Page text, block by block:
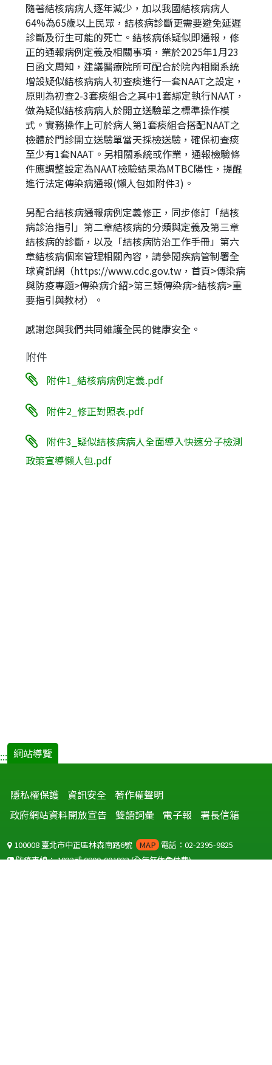
隨著結核病病人逐年減少，加以我國結核病病人
64%為65歲以上民眾，結核病診斷更需要避免延遲
診斷及衍生可能的死亡。結核病係疑似即通報，修
正的通報病例定義及相關事項，業於2025年1月23
日函文周知，建議醫療院所可配合於院內相關系統
增設疑似結核病病人初查痰進行一套NAAT之設定，
原則為初查2-3套痰組合之其中1套綁定執行NAAT，
做為疑似結核病病人於開立送驗單之標準操作模
式。實務操作上可於病人第1套痰組合搭配NAAT之
檢體於門診開立送驗單當天採檢送驗，確保初查痰
至少有1套NAAT。另相關系統或作業，通報檢驗條
件應調整設定為NAAT檢驗結果為MTBC陽性，提醒
進行法定傳染病通報(懶人包如附件3)。
另配合結核病通報病例定義修正，同步修訂「結核
病診治指引」第二章結核病的分類與定義及第三章
結核病的診斷，以及「結核病防治工作手冊」第六
章結核病個案管理相關內容，請參閱疾病管制署全
球資訊網（https://www.cdc.gov.tw，首頁>傳染病
與防疫專題>傳染病介紹>第三類傳染病>結核病>重
要指引與教材）。
感謝您與我們共同維護全民的健康安全。
附件
附件1_結核病病例定義.pdf
附件2_修正對照表.pdf
附件3_疑似結核病病人全面導入快速分子檢測
政策宣導懶人包.pdf
::: 網站導覽
隱私權保護 資訊安全 著作權聲明
政府網站資料開放宣告
雙語詞彙 電子報 署長信箱
100008 臺北市中正區林森南路6號 MAP 電話：02-2395-9825
防疫專線：1922或0800-001922(全年無休免付費)